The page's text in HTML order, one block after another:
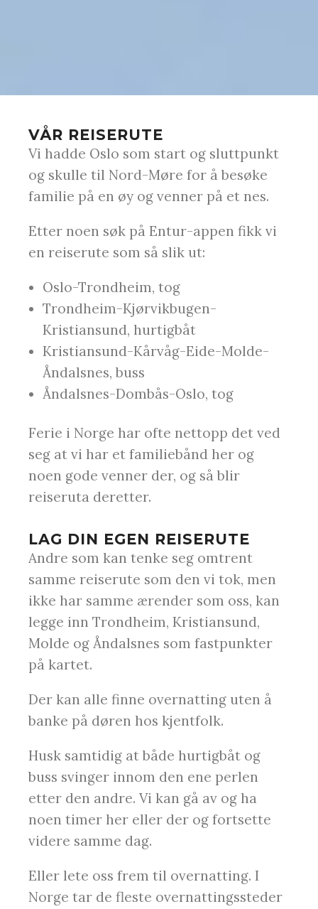
VÅR REISERUTE
Vi hadde Oslo som start og sluttpunkt
og skulle til Nord-Møre for å besøke
familie på en øy og venner på et nes.
Etter noen søk på Entur-appen fikk vi
en reiserute som så slik ut:
Oslo-Trondheim, tog
Trondheim-Kjørvikbugen-
Kristiansund, hurtigbåt
Kristiansund-Kårvåg-Eide-Molde-
Åndalsnes, buss
Åndalsnes-Dombås-Oslo, tog
Ferie i Norge har ofte nettopp det ved
seg at vi har et familiebånd her og
noen gode venner der, og så blir
reiseruta deretter.
LAG DIN EGEN REISERUTE
Andre som kan tenke seg omtrent
samme reiserute som den vi tok, men
ikke har samme ærender som oss, kan
legge inn Trondheim, Kristiansund,
Molde og Åndalsnes som fastpunkter
på kartet.
Der kan alle finne overnatting uten å
banke på døren hos kjentfolk.
Husk samtidig at både hurtigbåt og
buss svinger innom den ene perlen
etter den andre. Vi kan gå av og ha
noen timer her eller der og fortsette
videre samme dag.
Eller lete oss frem til overnatting. I
Norge tar de fleste overnattingssteder